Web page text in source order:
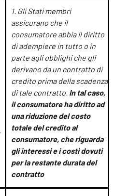
1. Gli Stati membri
assicurano che il
consumatore abbia il diritto
di adempiere in tutto o in
parte agli obblighi che gli
derivano da un contratto di
credito prima della scadenza
di tale contratto. In tal caso,
il consumatore ha diritto ad
una riduzione del costo
totale del credito al
consumatore, che riguarda
gli interessi e i costi dovuti
per la restante durata del
contratto